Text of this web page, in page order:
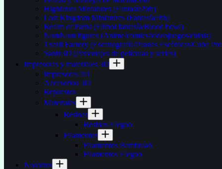
Highlands Miniatures (Fantasía/9th)
Lost Kingdom Miniatures (Fantasía/9th)
Realm of Paths (Fútbol fantasía/Blood bowl)
NomNom figures (Anime/comics/videojuegos/chibis)
Txarli Factory (Escenografía/Peanas Escénicas/Cube
Sanix3D (Personajes de películas y series)
Impresoras y materiales 3D
Impresoras 3D
Accesorios 3D
Repuestos
Materiales
Resinas
Resinas Elegoo
Filamentos
Filamentos Bambulab
Filamentos Elegoo
Nosotros